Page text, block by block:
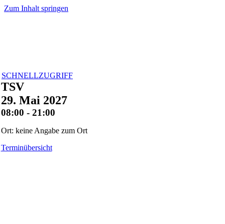
Zum Inhalt springen
SCHNELLZUGRIFF
TSV
29. Mai 2027
08:00 - 21:00
Ort: keine Angabe zum Ort
Terminübersicht